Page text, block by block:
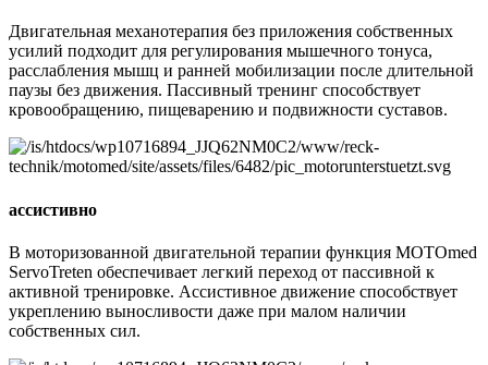
Двигательная механотерапия без приложения собственных
усилий подходит для регулирования мышечного тонуса,
расслабления мышц и ранней мобилизации после длительной
паузы без движения. Пассивный тренинг способствует
кровообращению, пищеварению и подвижности суставов.
ассистивно
В моторизованной двигательной терапии функция MOTOmed
ServoTreten обеспечивает легкий переход от пассивной к
активной тренировке. Ассистивное движение способствует
укреплению выносливости даже при малом наличии
собственных сил.